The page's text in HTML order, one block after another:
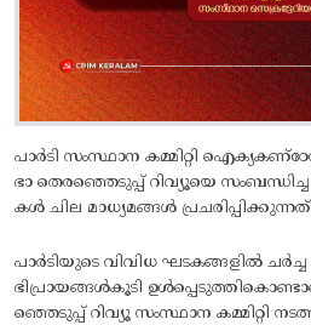
പാര്‍ടി സംസ്ഥാന കമ്മിറ്റി
ഭാ തെരഞ്ഞെടുപ്പ്‌ റിവ്യൂയെ
കള്‍ ചില മാധ്യമങ്ങള്‍
പാര്‍ടിയുടെ വിവിധ ഘടകങ്ങളില്‍
ഭിപ്രായങ്ങള്‍കൂടി
ഞ്ഞെടുപ്പ്‌ റിവ്യൂ സംസ്ഥാന കമ്മിറ്റി